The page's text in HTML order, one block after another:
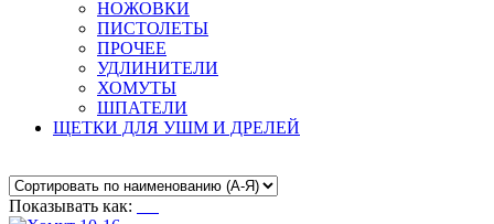
НОЖОВКИ
ПИСТОЛЕТЫ
ПРОЧЕЕ
УДЛИНИТЕЛИ
ХОМУТЫ
ШПАТЕЛИ
ЩЕТКИ ДЛЯ УШМ И ДРЕЛЕЙ
Показывать как: